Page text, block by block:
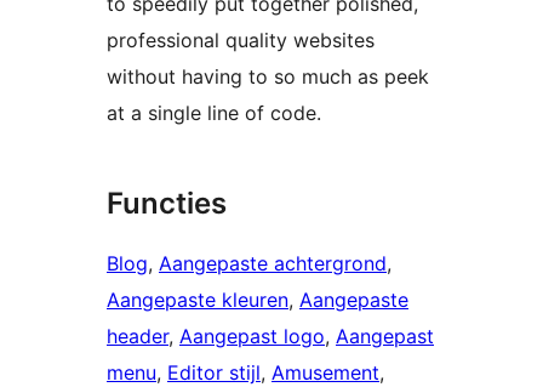
professional quality websites
without having to so much as peek
at a single line of code.
Functies
Blog, Aangepaste achtergrond
Aangepaste kleuren, Aangepaste
header, Aangepast logo, Aangepast
menu, Editor stijl, Amusement